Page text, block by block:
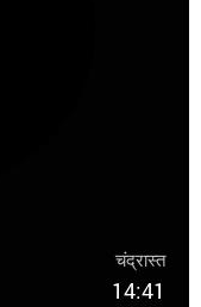
चंद्रास्त
14:41